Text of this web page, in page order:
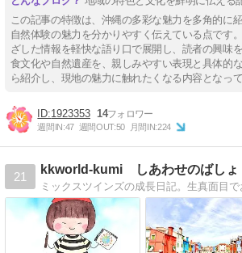
この記事の特徴は、沖縄の多彩な魅力を多角的に
自然体験の魅力を分かりやすく伝えている点です
ざした情報を軽快な語り口で展開し、読者の興味
食文化や自然遺産を、親しみやすい表現と具体的
ら紹介し、現地の魅力に触れたくなる内容となって
1923353 14
週間IN:47 週間OUT:50 月間IN:224
21
kkworld-kumi しあわせのばしょ